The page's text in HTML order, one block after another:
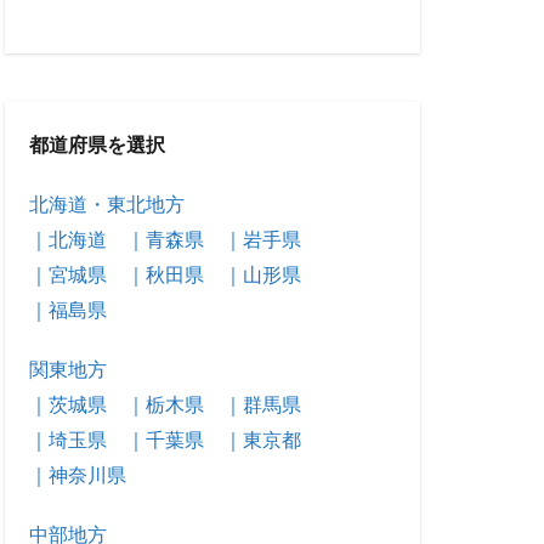
都道府県を選択
北海道・東北地方
｜北海道
｜青森県
｜岩手県
｜宮城県
｜秋田県
｜山形県
｜福島県
関東地方
｜茨城県
｜栃木県
｜群馬県
｜埼玉県
｜千葉県
｜東京都
｜神奈川県
中部地方